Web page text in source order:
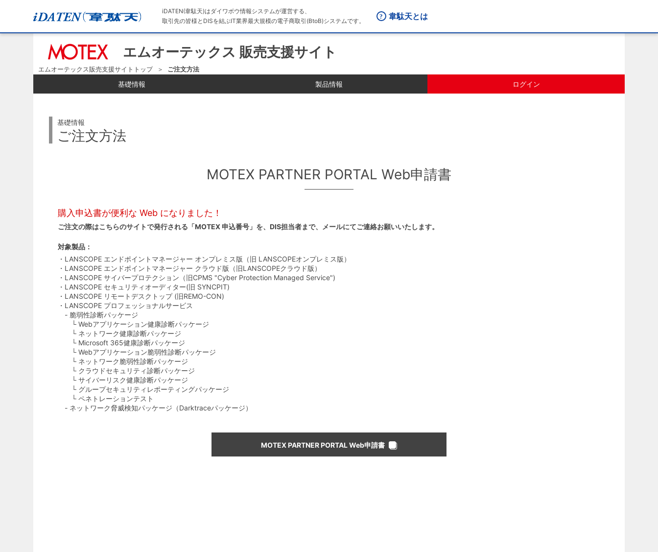
iDATEN(韋駄天)はダイワボウ情報システムが運営する、
取引先の皆様とDISを結ぶIT業界最大規模の電子商取引(BtoB)システムです。
韋駄天とは
エムオーテックス 販売支援サイト
エムオーテックス販売支援サイトトップ ご注文方法
基礎情報 製品情報 ログイン
基礎情報
ご注文方法
MOTEX PARTNER PORTAL Web申請書
購入申込書が便利な Web になりました！
ご注文の際はこちらのサイトで発行される「MOTEX 申込番号」を、DIS担当者まで、メールにてご連絡お願いいたします。
対象製品：
・LANSCOPE エンドポイントマネージャー オンプレミス版（旧 LANSCOPEオンプレミス版）
・LANSCOPE エンドポイントマネージャー クラウド版（旧LANSCOPEクラウド版）
・LANSCOPE サイバープロテクション（旧CPMS "Cyber Protection Managed Service")
・LANSCOPE セキュリティオーディター(旧 SYNCPIT)
・LANSCOPE リモートデスクトップ (旧REMO-CON)
・LANSCOPE プロフェッショナルサービス
- 脆弱性診断パッケージ
└ Webアプリケーション健康診断パッケージ
└ ネットワーク健康診断パッケージ
└ Microsoft 365健康診断パッケージ
└ Webアプリケーション脆弱性診断パッケージ
└ ネットワーク脆弱性診断パッケージ
└ クラウドセキュリティ診断パッケージ
└ サイバーリスク健康診断パッケージ
└ グループセキュリティレポーティングパッケージ
└ ペネトレーションテスト
- ネットワーク脅威検知パッケージ（Darktraceパッケージ）
MOTEX PARTNER PORTAL Web申請書